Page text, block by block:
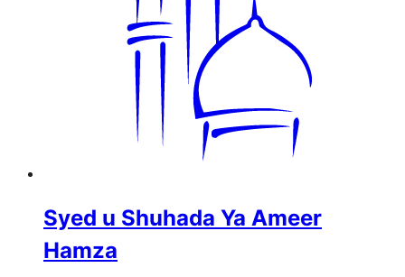
Syed u Shuhada Ya Ameer
Hamza